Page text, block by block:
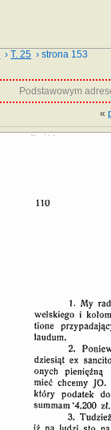
›T. 25 › strona 153
Podstawowym
«